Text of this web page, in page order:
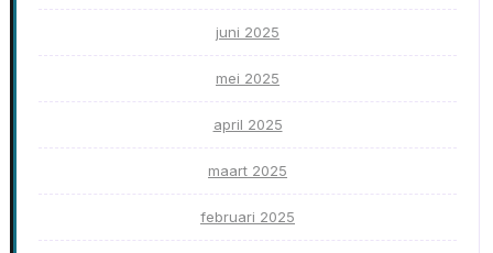
juni 2025
mei 2025
april 2025
maart 2025
februari 2025